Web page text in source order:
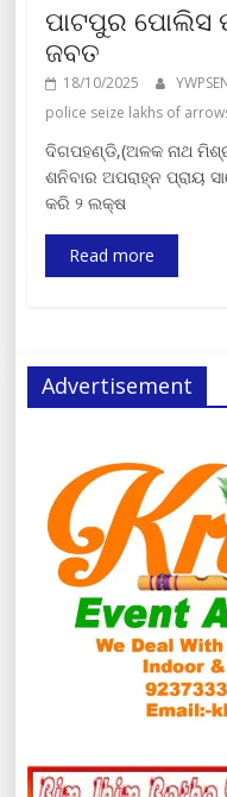
ପାଟପୁର ପୋଲିସ
ଜବତ
18/10/2025
police seize lakhs of
ଦିଗପହଣ୍ଡି,(ଅଳକ ନାଥ
ଶନିବାର ଅପରାହ୍ନ ପ୍ରାୟ
କରି ୨ ଲକ୍ଷ
Read more
Advertisement